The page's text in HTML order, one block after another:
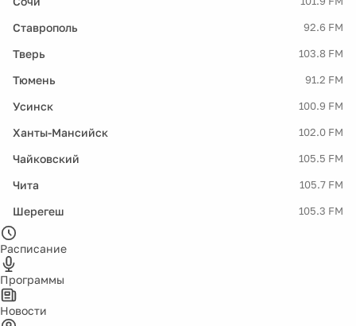
Ставрополь 92.6 FM
Тверь 103.8 FM
Тюмень 91.2 FM
Усинск 100.9 FM
Ханты-Мансийск 102.0 FM
Чайковский 105.5 FM
Чита 105.7 FM
Шерегеш 105.3 FM
Расписание
Программы
Новости